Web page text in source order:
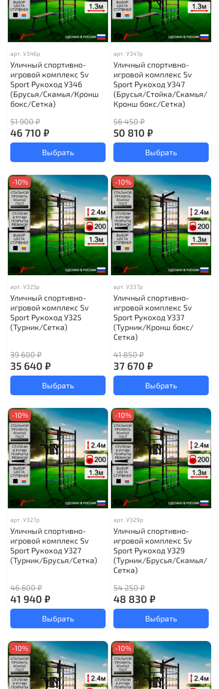
арт. У346р
Уличный спортивно-
игровой комплекс Sv
Sport Рукоход У346
(Брусья/Скамья/Кронш
бокс/Сетка)
51 900 ₽
46 710 ₽
Выбрать
арт. У347р
Уличный спортивно-
игровой комплекс Sv
Sport Рукоход У347
(Брусья/Стойка/Скамья/
Кронш бокс/Сетка)
56 450 ₽
50 810 ₽
Выбрать
-10%
арт. У325р
Уличный спортивно-
игровой комплекс Sv
Sport Рукоход У325
(Турник/Сетка)
39 600 ₽
35 640 ₽
Выбрать
-10%
арт. У337р
Уличный спортивно-
игровой комплекс Sv
Sport Рукоход У337
(Турник/Кронш бокс/
Сетка)
41 850 ₽
37 670 ₽
Выбрать
-10%
арт. У327р
Уличный спортивно-
игровой комплекс Sv
Sport Рукоход У327
(Турник/Брусья/Сетка)
46 600 ₽
41 940 ₽
Выбрать
-10%
арт. У329р
Уличный спортивно-
игровой комплекс Sv
Sport Рукоход У329
(Турник/Брусья/Скамья/
Сетка)
54 250 ₽
48 830 ₽
Выбрать
-10% -10%